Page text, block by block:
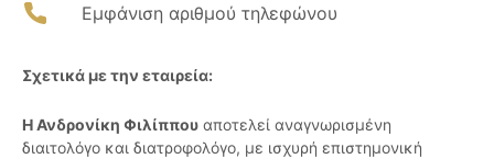
Εμφάνιση αριθμού τηλεφώνου
Σχετικά με την εταιρεία:
Η Ανδρονίκη Φιλίππου αποτελεί αναγνωρισμένη
διαιτολόγο και διατροφολόγο, με ισχυρή επιστημονική